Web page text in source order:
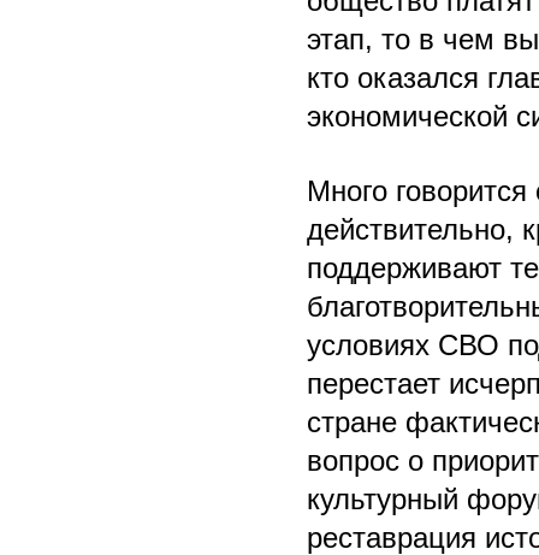
этап, то в чем
кто оказался
экономической
Много
действительно,
поддерживают
условиях СВО
перестает
стране
вопрос о
культурный
реставрация